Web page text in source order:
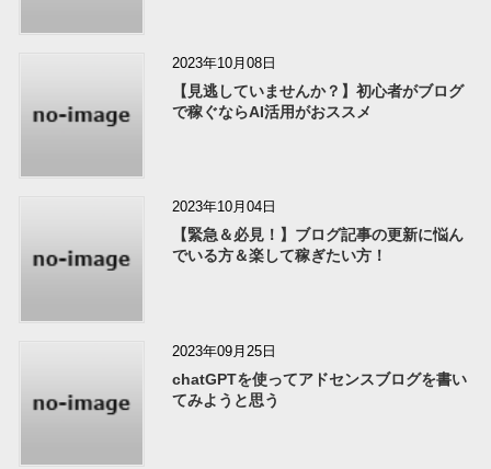
2023年10月08日
【見逃していませんか？】初心者がブログ
で稼ぐならAI活用がおススメ
2023年10月04日
【緊急＆必見！】ブログ記事の更新に悩ん
でいる方＆楽して稼ぎたい方！
2023年09月25日
chatGPTを使ってアドセンスブログを書い
てみようと思う